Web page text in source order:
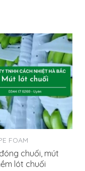
FOAM
chuối, mút
lót chuối